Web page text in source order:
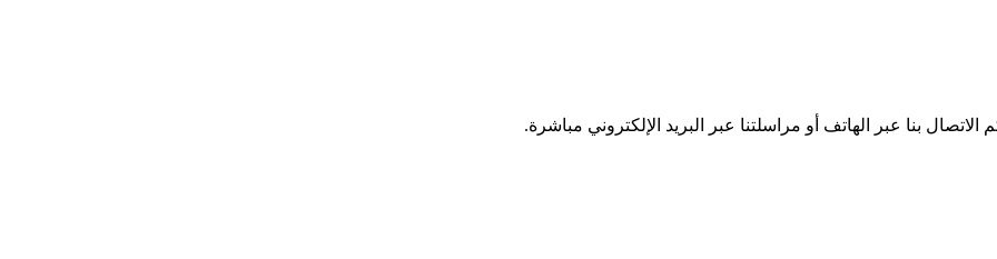
بنا عبر الهاتف أو مراسلتنا عبر البريد الإلكتروني مباشرة.